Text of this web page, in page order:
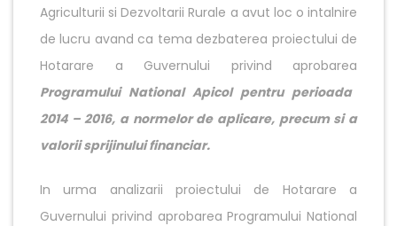
Agriculturii si Dezvoltarii Rurale a avut loc o intalnire
de lucru avand ca tema dezbaterea proiectului de
Hotarare a Guvernului privind aprobarea
Programului National Apicol pentru perioada
2014 – 2016, a normelor de aplicare, precum si a
valorii sprijinului financiar.
In urma analizarii proiectului de Hotarare a
Guvernului privind aprobarea Programului National